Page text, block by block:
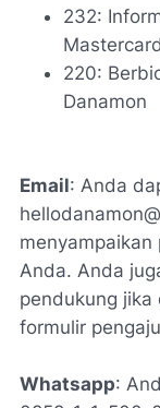
232:
220:
Danamon
Email: Anda
Anda. Anda
pendukung
formulir
Whatsapp: